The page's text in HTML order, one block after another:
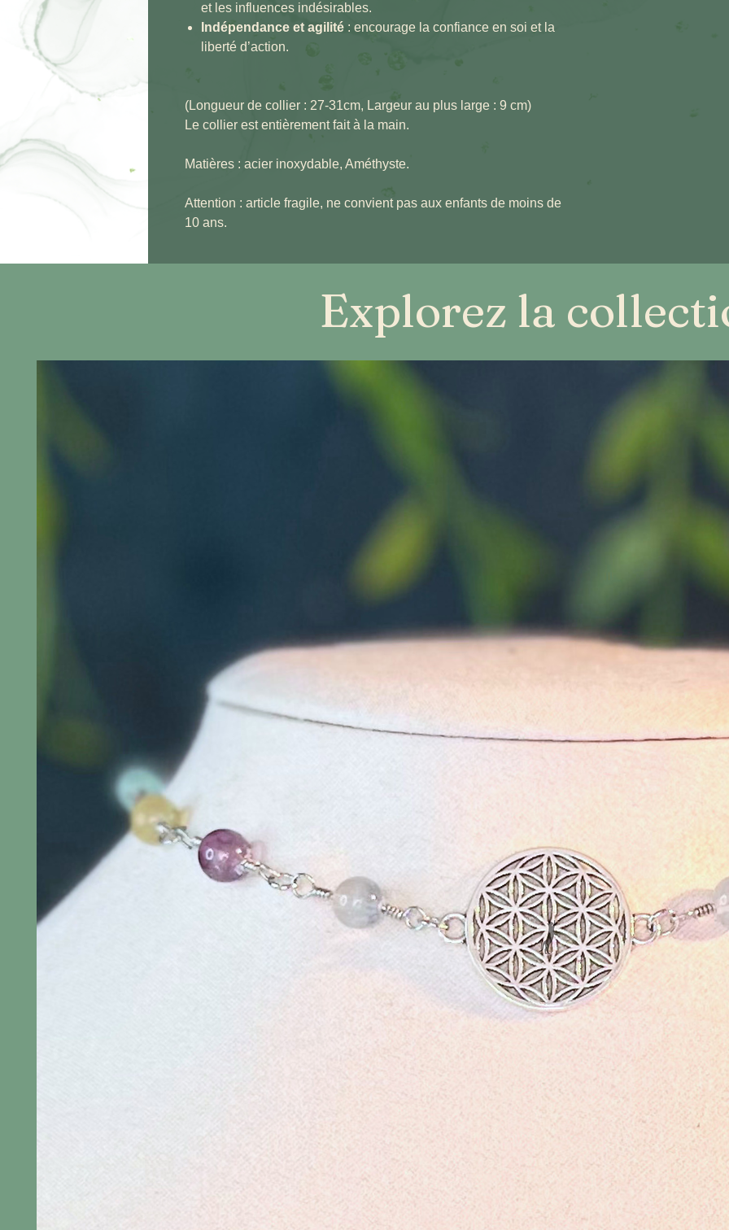
et les influences indésirables.
Indépendance et agilité : encourage la confiance en soi et la
liberté d’action.
(Longueur de collier : 27-31cm, Largeur au plus large : 9 cm)
Le collier est entièrement fait à la main.
Matières : acier inoxydable, Améthyste.
Attention : article fragile, ne convient pas aux enfants de moins de
10 ans.
Explorez la